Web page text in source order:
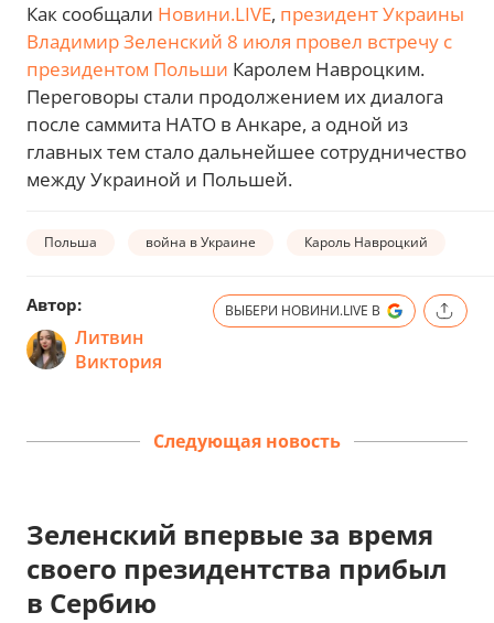
Как сообщали Новини.LIVE, президент Украины
Владимир Зеленский 8 июля провел встречу с
президентом Польши Каролем Навроцким.
Переговоры стали продолжением их диалога
после саммита НАТО в Анкаре, а одной из
главных тем стало дальнейшее сотрудничество
между Украиной и Польшей.
Польша война в Украине Кароль Навроцкий
Автор:
Литвин
Виктория
ВЫБЕРИ НОВИНИ.LIVE В
Следующая новость
Зеленский впервые за время
своего президентства прибыл
в Сербию